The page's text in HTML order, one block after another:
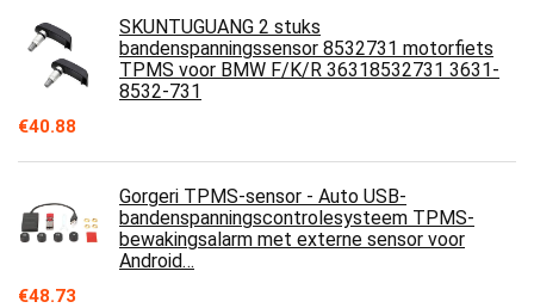
SKUNTUGUANG 2 stuks
bandenspanningssensor 8532731 motorfiets
TPMS voor BMW F/K/R 36318532731 3631-
8532-731
€40.88
Gorgeri TPMS-sensor - Auto USB-
bandenspanningscontrolesysteem TPMS-
bewakingsalarm met externe sensor voor
Android…
€48.73